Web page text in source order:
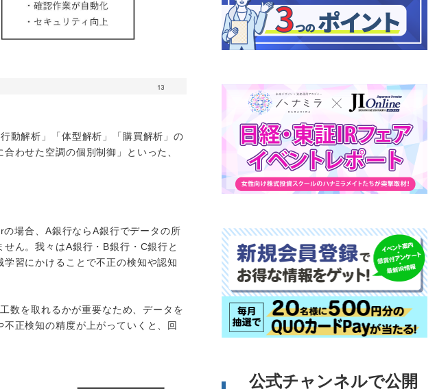
動解析」「体型解析」「購買解析」の
わせた空調の個別制御」といった、
場合、A銀行ならA銀行でデータの所
ん。我々はA銀行・B銀行・C銀行と
習にかけることで不正の検知や認知
数を取れるかが重要なため、データを
正検知の精度が上がっていくと、回
公式チャンネルで公開